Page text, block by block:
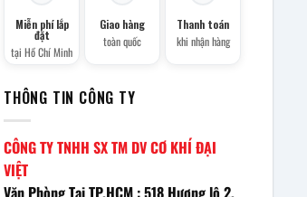
Miễn phí lắp
đặt
tại Hồ Chí Minh
Giao hàng
toàn quốc
Thanh toán
khi nhận hàng
THÔNG TIN CÔNG TY
CÔNG TY TNHH SX TM DV CƠ KHÍ ĐẠI
VIỆT
Văn Phòng Tại TP.HCM : 518 Hương lộ 2,